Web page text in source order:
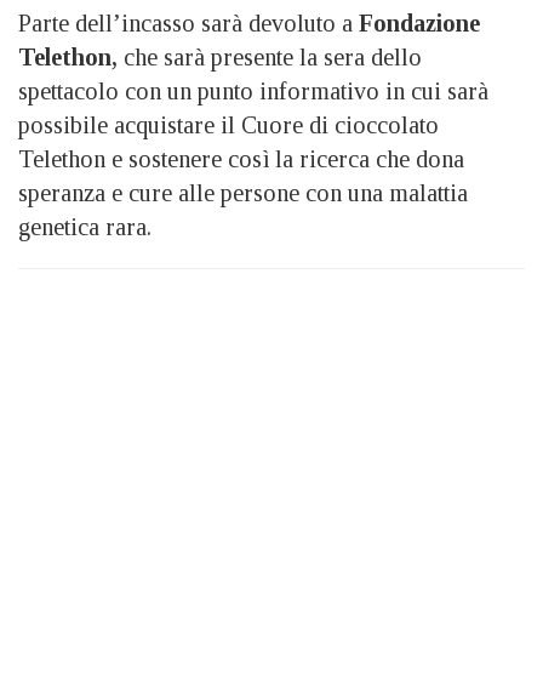
Parte dell’incasso sarà devoluto a Fondazione
Telethon, che sarà presente la sera dello
spettacolo con un punto informativo in cui sarà
possibile acquistare il Cuore di cioccolato
Telethon e sostenere così la ricerca che dona
speranza e cure alle persone con una malattia
genetica rara.